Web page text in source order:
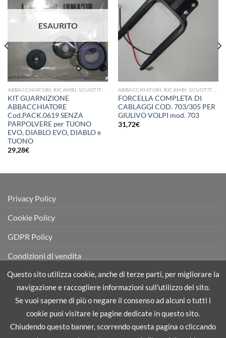
Aggiungi
alla lista
ESAURITO
KIT GUARNIZIONE
ABBACCHIATORE
Cod.PACK.0619 SENZA
PARPOLVERE per TUONO
EVO, DIABLO EVO, DIABLO e
TUONO
29,28€
Aggiungi
alla lista
FORCELLA COMPLETA DI
CABLAGGI COD. 703/305 PER
GIULIVO VOLPI mod. 703
31,72€
Privacy Policy
Cookie Policy
GDPR Policy
Condizioni di vendita
PRIVACY POLICY COOKIE POLICY
GDPR POLICY
CONDIZIONI DI VENDITA
Questo sito utilizza cookie, anche di terze parti, per migliorare la
navigazione e raccogliere informazioni sull'utilizzo del sito.
Se vuoi saperne di più o negare il consenso ad alcuni o tutti i
cookie puoi visitare le pagine dedicate in questo sito.
Chiudendo questo banner, scorrendo questa pagina o cliccando